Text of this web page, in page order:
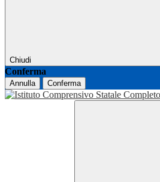
Chiudi
Conferma
Annulla Conferma